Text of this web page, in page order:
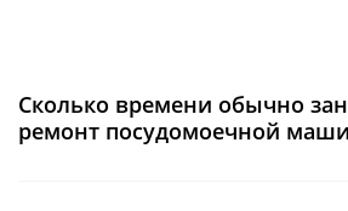
Сколько времени обычно
ремонт посудомоечной